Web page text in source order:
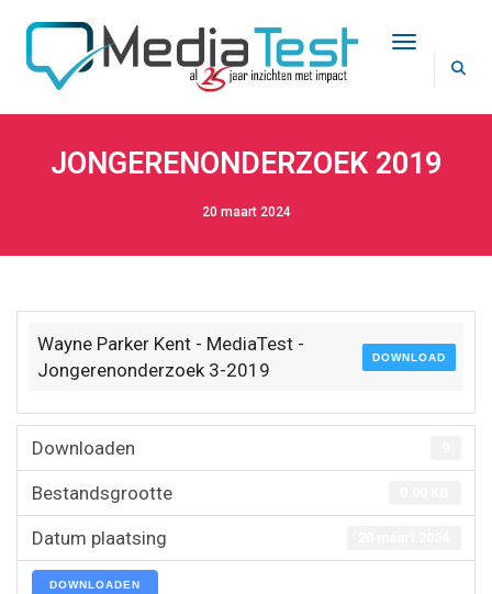
Toggle
JONGERENONDERZOEK 2019
20 maart 2024
Wayne Parker Kent - MediaTest -
Jongerenonderzoek 3-2019
DOWNLOAD
Downloaden
Bestandsgrootte
Datum plaatsing
DOWNLOADEN